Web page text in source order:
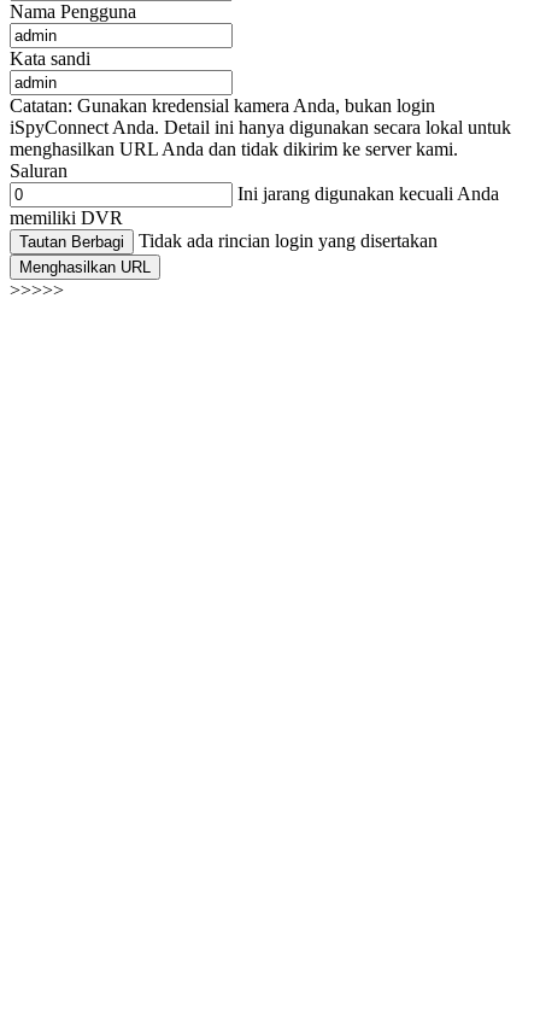
Nama Pengguna
Kata sandi
Catatan: Gunakan kredensial kamera Anda, bukan login
iSpyConnect Anda. Detail ini hanya digunakan secara lokal untuk
menghasilkan URL Anda dan tidak dikirim ke server kami.
Saluran
Ini jarang digunakan kecuali Anda
memiliki DVR
Tautan Berbagi Tidak ada rincian login yang disertakan
Menghasilkan URL
>>>>>